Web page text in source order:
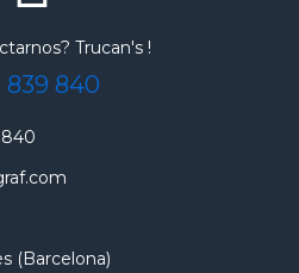
Trucan's !
839 840
(Barcelona)